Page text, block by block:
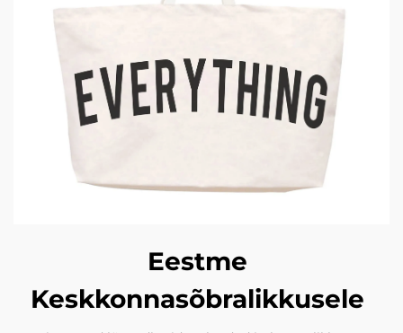
Eestme
Keskkonnasõbralikkusele